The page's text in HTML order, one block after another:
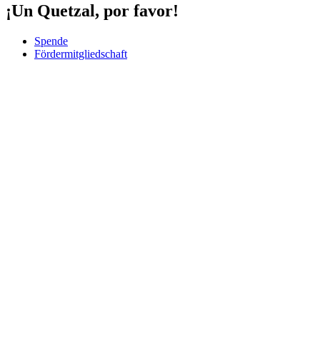
¡Un Quetzal, por favor!
Spende
Fördermitgliedschaft